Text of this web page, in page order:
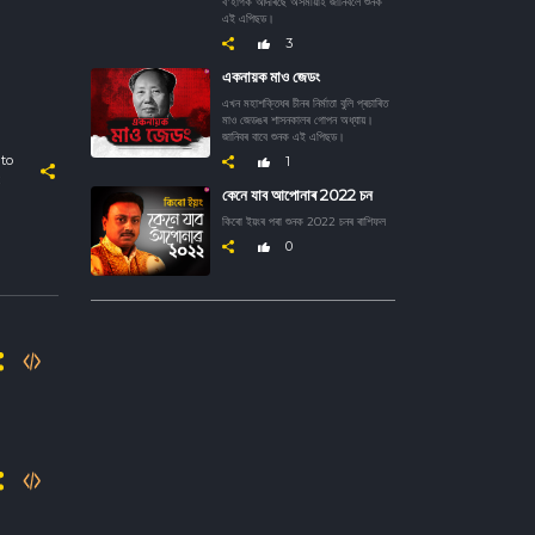
এই এপিছড।
3
একনায়ক মাও জেডং
এখন মহাশক্তিধৰ চীনৰ নিৰ্মাতা বুলি প্ৰচাৰিত
মাও জেডঙৰ শাসনকালৰ গোপন অধ্যায়।
জানিবৰ বাবে শুনক এই এপিছড।
1
কেনে যাব আপোনাৰ 2022 চন
কিৰো ইয়ংৰ পৰা শুনক 2022 চনৰ ৰাশিফল
0